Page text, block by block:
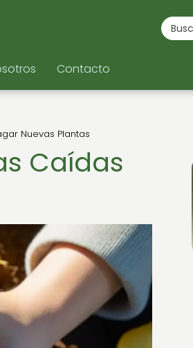
Contacto
Nuevas Plantas
Caídas